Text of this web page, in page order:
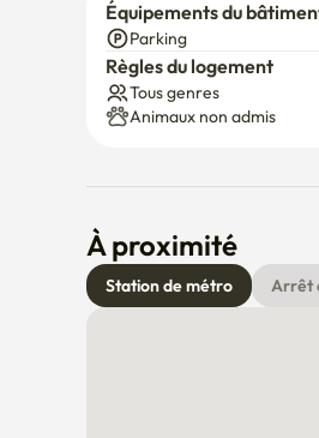
Équipements du
Parking
Règles du logement
Tous genres
Animaux non admis
À proximité
Station de métro Arrêt